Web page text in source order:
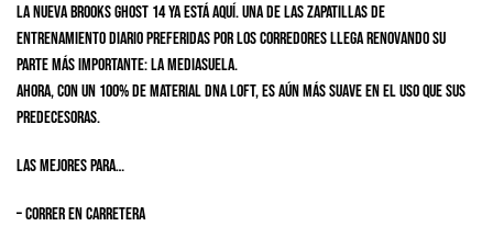
La nueva Brooks Ghost 14 ya está aquí. Una de las zapatillas de
entrenamiento diario preferidas por los corredores llega renovando su
parte más importante: la mediasuela.
Ahora, con un 100% de material DNA LOFT, es aún más suave en el uso que sus
predecesoras.
LAS MEJORES PARA…
– Correr en carretera